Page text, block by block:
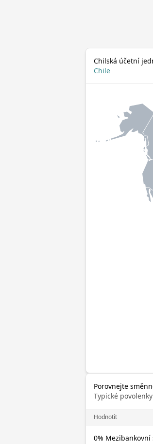
Chilská účetní
Chile
Porovnejte
Typické
Hodnotit
0% Mezibankovní